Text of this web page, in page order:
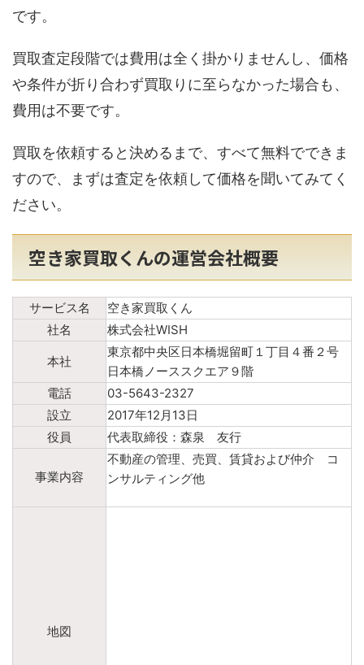
です。
買取査定段階では費用は全く掛かりませんし、価格
や条件が折り合わず買取りに至らなかった場合も、
費用は不要です。
買取を依頼すると決めるまで、すべて無料でできま
すので、まずは査定を依頼して価格を聞いてみてく
ださい。
空き家買取くんの運営会社概要
サービス名
空き家買取くん
社名
株式会社WISH
本社
東京都中央区日本橋堀留町１丁目４番２号
日本橋ノーススクエア９階
電話
03-5643-2327
設立
2017年12月13日
役員
代表取締役：森泉 友行
事業内容
不動産の管理、売買、賃貸および仲介 コ
ンサルティング他
地図